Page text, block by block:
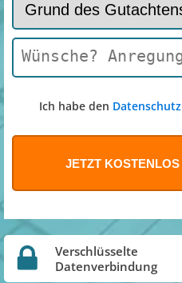
Ich habe den Datenschutz
Verschlüsselte
Datenverbindung